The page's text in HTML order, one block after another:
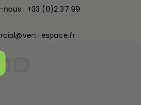
nous : +33 (0)2 37 99
espace.fr